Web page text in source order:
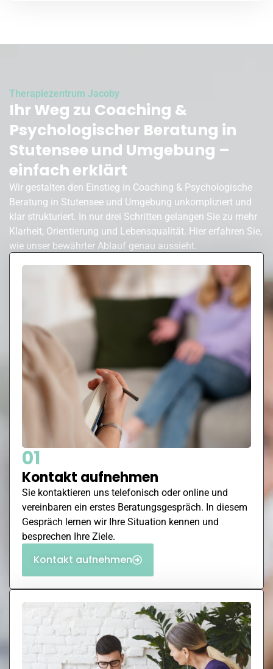
Therapiezentrum Jacoby
Ihr Weg zu Coaching &
Psychologischer Beratung in
Stutensee und Umgebung –
einfach erklärt
Wir gestalten den Einstieg in Coaching & Psychologische
Beratung in Stutensee und Umgebung unkompliziert und
klar strukturiert. In nur drei Schritten gelangen Sie zu mehr
Klarheit, Orientierung und Lebensqualität. Hier erfahren Sie,
wie unser bewährter Ablauf genau aussieht.
01
Kontakt aufnehmen
Sie kontaktieren uns telefonisch oder online und
vereinbaren ein erstes Beratungsgespräch. In diesem
Gespräch lernen wir Ihre Situation kennen und
besprechen Ihre Ziele.
Kontakt aufnehmen